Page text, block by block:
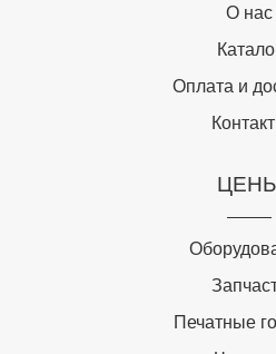
О нас
Оплата и
Печатные